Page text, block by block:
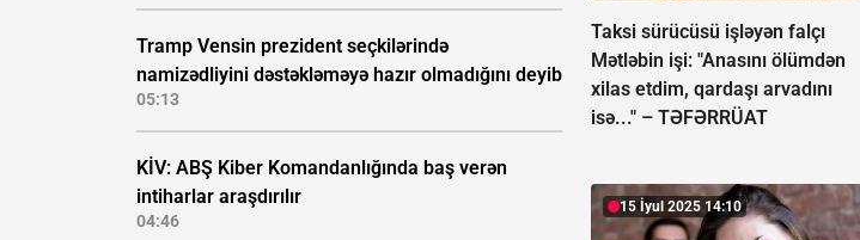
Tramp Vensin prezident seçkilərində
namizədliyini dəstəkləməyə hazır olmadığını deyib
05:13
KİV: ABŞ Kiber Komandanlığında baş verən
intiharlar araşdırılır
04:46
Taksi sürücüsü işləyən falçı
Mətləbin işi: "Anasını ölümdən
xilas etdim, qardaşı arvadını
isə..." – TƏFƏRRÜAT
15 İyul 2025 14:10